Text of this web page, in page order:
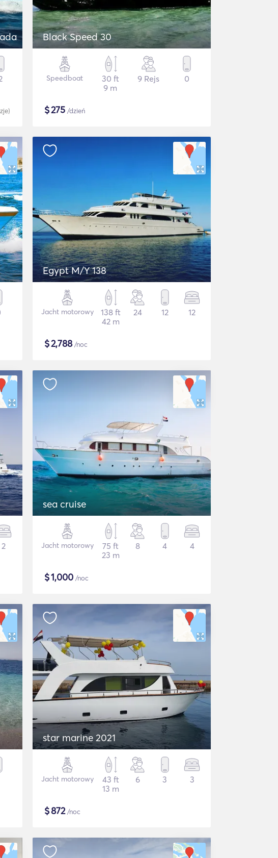
)
Black Speed 30
Speedboat
30 ft
9 m
9 Rejs 0
$275 /dzień
Egypt M/Y 138
Jacht motorowy
138 ft
42 m
24 12 12
$2,788/noc
2
sea cruise
Jacht motorowy
75 ft
23 m
8 4 4
$1,000 /noc
star marine 2021
Jacht motorowy
43 ft
13 m
6 3 3
$872/noc